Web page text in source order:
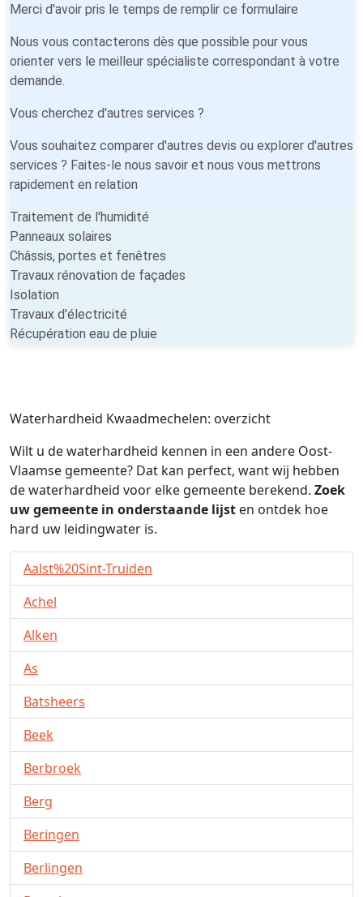
Merci d'avoir pris le temps de remplir ce formulaire
Nous vous contacterons dès que possible pour vous
orienter vers le meilleur spécialiste correspondant à votre
demande.
Vous cherchez d'autres services ?
Vous souhaitez comparer d'autres devis ou explorer d'autres
services ? Faites-le nous savoir et nous vous mettrons
rapidement en relation
Traitement de l'humidité
Panneaux solaires
Châssis, portes et fenêtres
Travaux rénovation de façades
Isolation
Travaux d'électricité
Récupération eau de pluie
Waterhardheid Kwaadmechelen: overzicht
Wilt u de waterhardheid kennen in een andere Oost-
Vlaamse gemeente? Dat kan perfect, want wij hebben
de waterhardheid voor elke gemeente berekend. Zoek
uw gemeente in onderstaande lijst en ontdek hoe
hard uw leidingwater is.
Aalst%20Sint-Truiden
Achel
Alken
As
Batsheers
Beek
Berbroek
Berg
Beringen
Berlingen